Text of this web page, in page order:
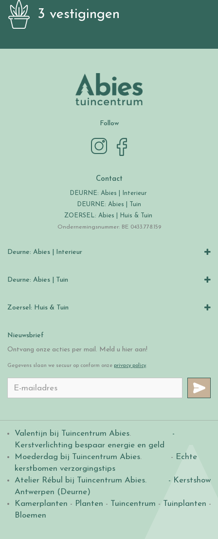
3 vestigingen
Follow
Contact
DEURNE: Abies | Interieur
DEURNE: Abies | Tuin
ZOERSEL: Abies | Huis & Tuin
Ondernemingsnummer: BE 0433.778.159
Deurne: Abies | Interieur
Deurne: Abies | Tuin
Zoersel: Huis & Tuin
Nieuwsbrief
Ontvang onze acties per mail. Meld u hier aan!
Gegevens slaan we secuur op conform onze privacy policy.
Valentijn bij Tuincentrum Abies.
-
Kerstverlichting bespaar energie en geld
Moederdag bij Tuincentrum Abies. - Echte
kerstbomen verzorgingstips
Atelier Rébul bij Tuincentrum Abies.
- Kerstshow
Antwerpen (Deurne)
Kamerplanten - Planten - Tuincentrum - Tuinplanten -
Bloemen